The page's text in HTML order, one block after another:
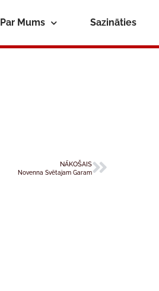
Par Mums Sazināties
NĀKOŠAIS
Novenna Svētajam Garam